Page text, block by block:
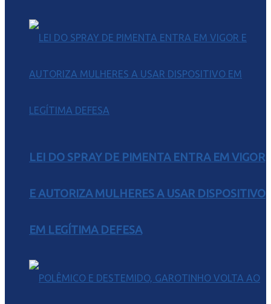
LEI DO SPRAY DE PIMENTA ENTRA EM VIGOR
E AUTORIZA MULHERES A USAR DISPOSITIVO
EM LEGÍTIMA DEFESA